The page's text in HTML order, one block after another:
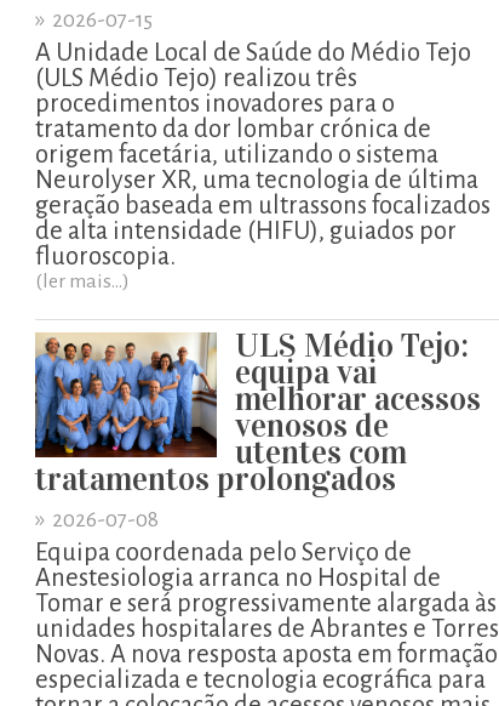
» 2026-07-15
A Unidade Local de Saúde do Médio Tejo
(ULS Médio Tejo) realizou três
procedimentos inovadores para o
tratamento da dor lombar crónica de
origem facetária, utilizando o sistema
Neurolyser XR, uma tecnologia de última
geração baseada em ultrassons focalizados
de alta intensidade (HIFU), guiados por
fluoroscopia.
(ler mais...)
ULS Médio Tejo:
equipa vai
melhorar acessos
venosos de
utentes com
tratamentos prolongados
» 2026-07-08
Equipa coordenada pelo Serviço de
Anestesiologia arranca no Hospital de
Tomar e será progressivamente alargada às
unidades hospitalares de Abrantes e Torres
Novas. A nova resposta aposta em formação
especializada e tecnologia ecográfica para